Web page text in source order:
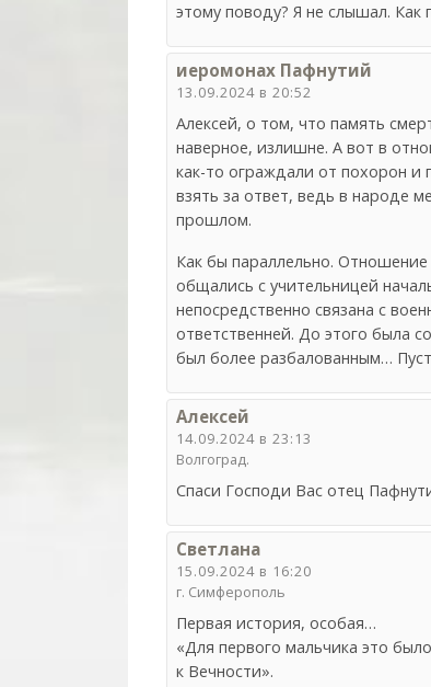
этому поводу? Я не слышал. Как
иеромонах Пафнутий
13.09.2024 в 20:52
Алексей, о том, что память
наверное, излишне. А вот в
как-то ограждали от похорон
взять за ответ, ведь в народе
прошлом.
Как бы параллельно.
общались с учительницей
непосредственно связана с
ответственней. До этого была
был более разбалованным…
Алексей
14.09.2024 в 23:13
Волгоград.
Спаси Господи Вас отец
Светлана
15.09.2024 в 16:20
г. Симферополь
Первая история, особая…
«Для первого мальчика это
к Вечности».